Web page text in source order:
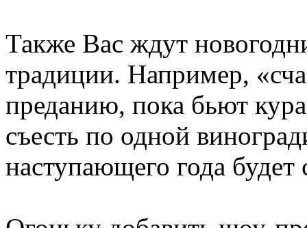
Также Вас ждут
традиции. Например,
преданию, пока бьют
съесть по одной
наступающего года будет